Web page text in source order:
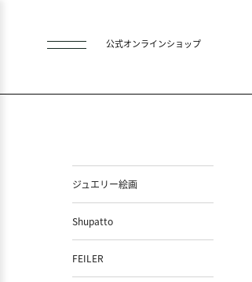
公式オンラインショップ
ジュエリー絵画
Shupatto
FEILER